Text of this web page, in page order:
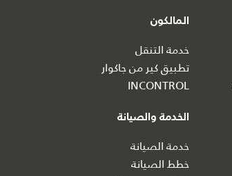
المالكون
خدمة التنقل
تطبيق كير من جاكوار
INCONTROL
الخدمة والصيانة
خدمة الصيانة
خطط الصيانة